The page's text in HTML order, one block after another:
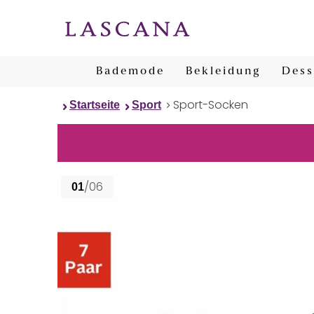
Bademode Bekleidung
Startseite Sport Sport-Socken
01/06